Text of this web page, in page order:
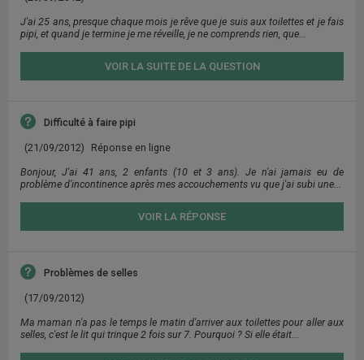
J'ai 25 ans, presque chaque mois je rêve que je suis aux toilettes et je fais
pipi, et quand je termine je me réveille, je ne comprends rien, que...
VOIR LA SUITE DE LA QUESTION
Difficulté à faire pipi
(21/09/2012)
Réponse en ligne
Bonjour, J'ai 41 ans, 2 enfants (10 et 3 ans). Je n'ai jamais eu de
problème d'incontinence après mes accouchements vu que j'ai subi une...
VOIR LA RÉPONSE
Problèmes de selles
(17/09/2012)
Ma maman n'a pas le temps le matin d'arriver aux toilettes pour aller aux
selles, c'est le lit qui trinque 2 fois sur 7. Pourquoi ? Si elle était...